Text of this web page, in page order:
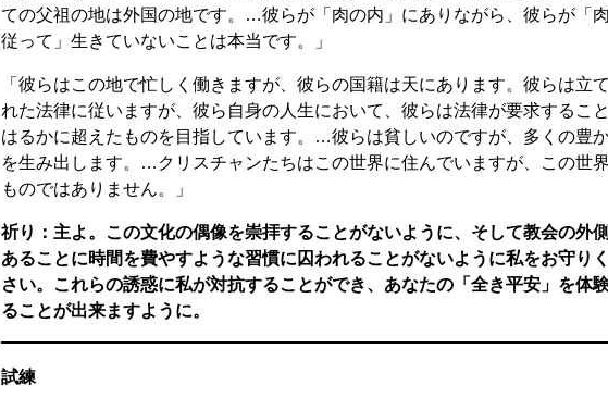
ての父祖の地は外国の地です。…彼らが「肉の内」にありながら、彼らが「
従って」生きていないことは本当です。」
「彼らはこの地で忙しく働きますが、彼らの国籍は天にあります。彼らは立
れた法律に従いますが、彼ら自身の人生において、彼らは法律が要求するこ
はるかに超えたものを目指しています。…彼らは貧しいのですが、多くの豊
を生み出します。…クリスチャンたちはこの世界に住んでいますが、この世
ものではありません。」
祈り：主よ。この文化の偶像を崇拝することがないように、そして教会の外
あることに時間を費やすような習慣に囚われることがないように私をお守り
さい。これらの誘惑に私が対抗することができ、あなたの「全き平安」を体
ることが出来ますように。
試練